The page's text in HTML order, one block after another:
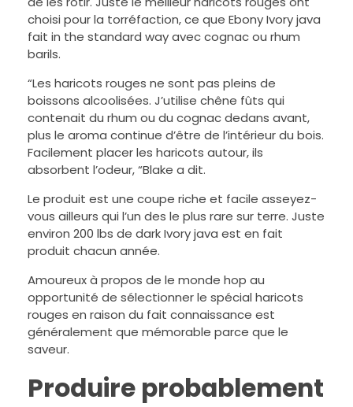
choisi pour la torréfaction, ce que Ebony Ivory java
fait in the standard way avec cognac ou rhum
barils.
“Les haricots rouges ne sont pas pleins de
boissons alcoolisées. J’utilise chêne fûts qui
contenait du rhum ou du cognac dedans avant,
plus le aroma continue d’être de l’intérieur du bois.
Facilement placer les haricots autour, ils
absorbent l’odeur, “Blake a dit.
Le produit est une coupe riche et facile asseyez-
vous ailleurs qui l’un des le plus rare sur terre. Juste
environ 200 lbs de dark Ivory java est en fait
produit chacun année.
Amoureux à propos de le monde hop au
opportunité de sélectionner le spécial haricots
rouges en raison du fait connaissance est
généralement que mémorable parce que le
saveur.
Produire probablement